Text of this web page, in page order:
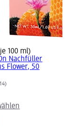
100 ml)
Nachfüller
Flower, 50